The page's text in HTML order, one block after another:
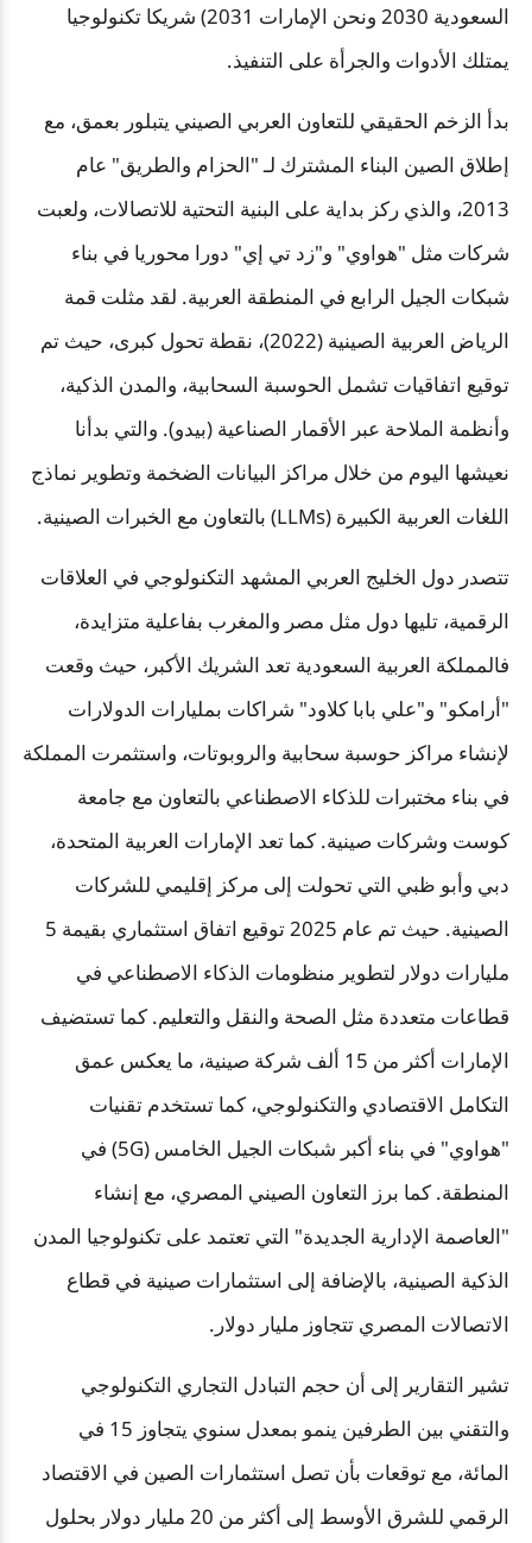
السعودية 2030 ونحن الإمارات 2031) شريكا تكنولوجيا
يمتلك الأدوات والجرأة على التنفيذ.
بدأ الزخم الحقيقي للتعاون العربي الصيني يتبلور بعمق، مع
إطلاق الصين البناء المشترك لـ "الحزام والطريق" عام
2013، والذي ركز بداية على البنية التحتية للاتصالات، ولعبت
شركات مثل "هواوي" و"زد تي إي" دورا محوريا في بناء
شبكات الجيل الرابع في المنطقة العربية. لقد مثلت قمة
الرياض العربية الصينية (2022)، نقطة تحول كبرى، حيث تم
توقيع اتفاقيات تشمل الحوسبة السحابية، والمدن الذكية،
وأنظمة الملاحة عبر الأقمار الصناعية (بيدو). والتي بدأنا
نعيشها اليوم من خلال مراكز البيانات الضخمة وتطوير نماذج
اللغات العربية الكبيرة (LLMs) بالتعاون مع الخبرات الصينية.
تتصدر دول الخليج العربي المشهد التكنولوجي في العلاقات
الرقمية، تليها دول مثل مصر والمغرب بفاعلية متزايدة،
فالمملكة العربية السعودية تعد الشريك الأكبر، حيث وقعت
"أرامكو" و"علي بابا كلاود" شراكات بمليارات الدولارات
لإنشاء مراكز حوسبة سحابية والروبوتات، واستثمرت المملكة
في بناء مختبرات للذكاء الاصطناعي بالتعاون مع جامعة
كوست وشركات صينية. كما تعد الإمارات العربية المتحدة،
دبي وأبو ظبي التي تحولت إلى مركز إقليمي للشركات
الصينية. حيث تم عام 2025 توقيع اتفاق استثماري بقيمة 5
مليارات دولار لتطوير منظومات الذكاء الاصطناعي في
قطاعات متعددة مثل الصحة والنقل والتعليم. كما تستضيف
الإمارات أكثر من 15 ألف شركة صينية، ما يعكس عمق
التكامل الاقتصادي والتكنولوجي، كما تستخدم تقنيات
"هواوي" في بناء أكبر شبكات الجيل الخامس (5G) في
المنطقة. كما برز التعاون الصيني المصري، مع إنشاء
"العاصمة الإدارية الجديدة" التي تعتمد على تكنولوجيا المدن
الذكية الصينية، بالإضافة إلى استثمارات صينية في قطاع
الاتصالات المصري تتجاوز مليار دولار.
تشير التقارير إلى أن حجم التبادل التجاري التكنولوجي
والتقني بين الطرفين ينمو بمعدل سنوي يتجاوز 15 في
المائة، مع توقعات بأن تصل استثمارات الصين في الاقتصاد
الرقمي للشرق الأوسط إلى أكثر من 20 مليار دولار بحلول